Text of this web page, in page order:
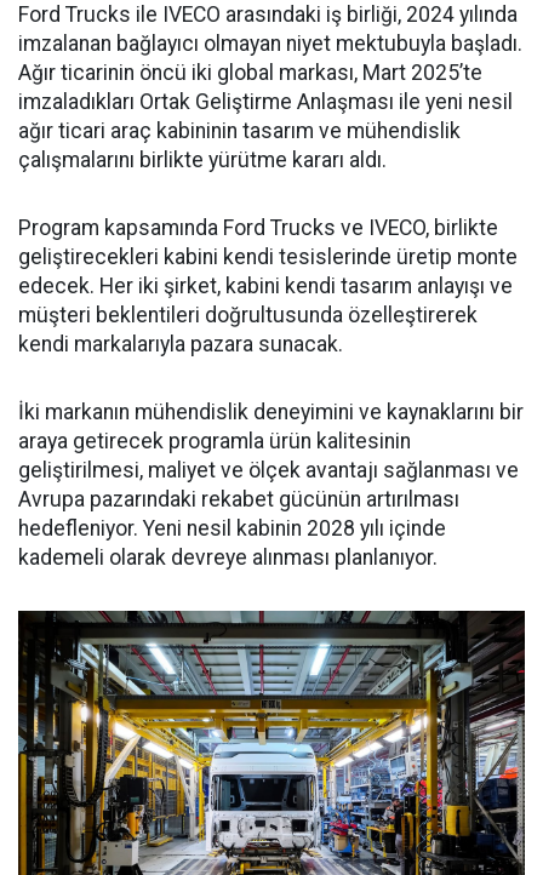
Ford Trucks ile IVECO arasındaki iş birliği, 2024 yılında
imzalanan bağlayıcı olmayan niyet mektubuyla başladı.
Ağır ticarinin öncü iki global markası, Mart 2025’te
imzaladıkları Ortak Geliştirme Anlaşması ile yeni nesil
ağır ticari araç kabininin tasarım ve mühendislik
çalışmalarını birlikte yürütme kararı aldı.
Program kapsamında Ford Trucks ve IVECO, birlikte
geliştirecekleri kabini kendi tesislerinde üretip monte
edecek. Her iki şirket, kabini kendi tasarım anlayışı ve
müşteri beklentileri doğrultusunda özelleştirerek
kendi markalarıyla pazara sunacak.
İki markanın mühendislik deneyimini ve kaynaklarını bir
araya getirecek programla ürün kalitesinin
geliştirilmesi, maliyet ve ölçek avantajı sağlanması ve
Avrupa pazarındaki rekabet gücünün artırılması
hedefleniyor. Yeni nesil kabinin 2028 yılı içinde
kademeli olarak devreye alınması planlanıyor.